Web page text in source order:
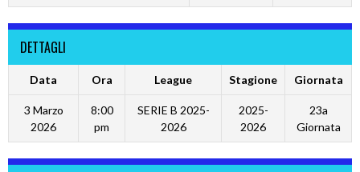
DETTAGLI
Data Ora League Stagione Giornata
3 Marzo
2026
8:00
pm
SERIE B 2025-
2026
2025-
2026
23a
Giornata